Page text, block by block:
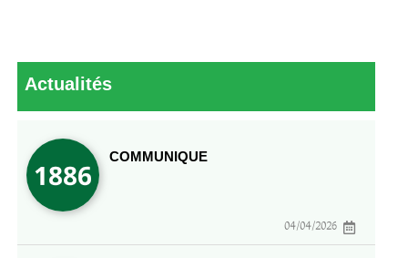
Actualités
COMMUNIQUE
04/04/2026